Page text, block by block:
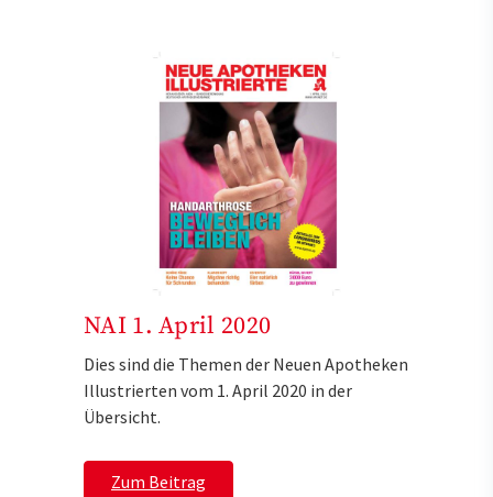
NAI 1. April 2020
Dies sind die Themen der Neuen Apotheken
Illustrierten vom 1. April 2020 in der
Übersicht.
Zum Beitrag